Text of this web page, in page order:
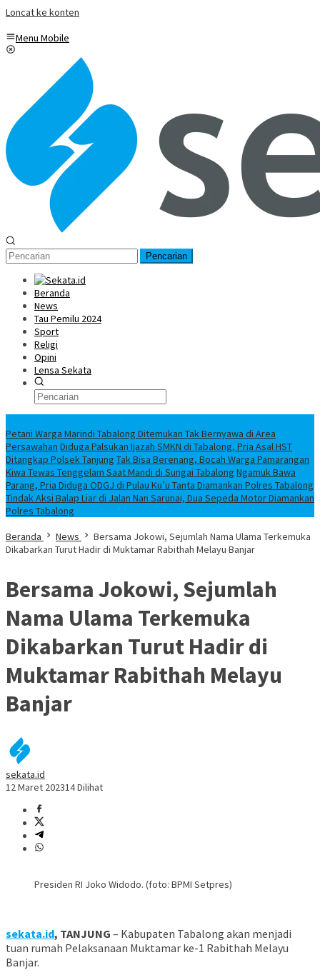
Loncat ke konten
Menu Mobile
Pencarian
Beranda
News
Tau Pemilu 2024
Sport
Religi
Opini
Lensa Sekata
Petani Warga Marindi Tabalong Ditemukan Tak Bernyawa di Area
Persawahan Diduga Palsukan Ijazah SMKN di Tabalong, Pria Asal HST
Ditangkap Polsek Tanjung Tak Bisa Berenang, Bocah Warga Pamarangan
Kiwa Tewas Tenggelam Saat Mandi di Sungai Tabalong Ngamuk Bawa
Parang, Pria Diduga ODGJ di Pulau Ku’u Tanta Diamankan Polres Tabalong
Tindak Aksi Balap Liar di Jalan Nan Sarunai, Dua Sepeda Motor Diamankan
Polres Tabalong
Beranda
News
Bersama Jokowi, Sejumlah Nama Ulama Terkemuka
Dikabarkan Turut Hadir di Muktamar Rabithah Melayu Banjar
Bersama Jokowi, Sejumlah
Nama Ulama Terkemuka
Dikabarkan Turut Hadir di
Muktamar Rabithah Melayu
Banjar
sekata.id
12 Maret 202314 Dilihat
Presiden RI Joko Widodo. (foto: BPMI Setpres)
sekata.id, TANJUNG – Kabupaten Tabalong akan menjadi
tuan rumah Pelaksanaan Muktamar ke-1 Rabithah Melayu
Banjar.